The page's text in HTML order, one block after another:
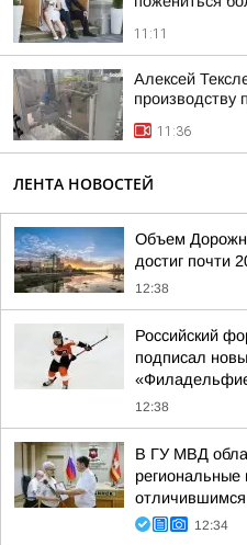
11:11
Алексей
производству
11:36
ЛЕНТА НОВОСТЕЙ
Объем
достиг почти
12:38
Российский
подписал
12:38
В ГУ МВД
региональные
отличившимся
12:34